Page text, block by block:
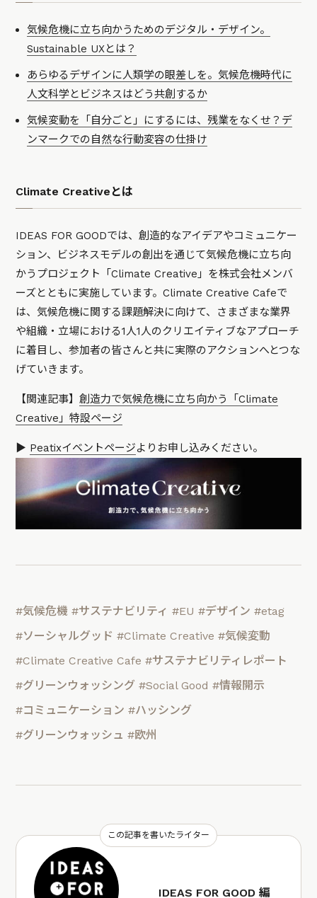
気候危機に立ち向かうためのデジタル・デザイン。
Sustainable UXとは？
あらゆるデザインに人類学の眼差しを。気候危機時代に
人文科学とビジネスはどう共創するか
気候変動を「自分ごと」にするには、残業をなくせ？デ
ンマークでの自然な行動変容の仕掛け
Climate Creativeとは
IDEAS FOR GOODでは、創造的なアイデアやコミュニケー
ション、ビジネスモデルの創出を通じて気候危機に立ち向
かうプロジェクト「Climate Creative」を株式会社メンバ
ーズとともに実施しています。Climate Creative Cafeで
は、気候危機に関する課題解決に向けて、さまざまな業界
や組織・立場における1人1人のクリエイティブなアプローチ
に着目し、参加者の皆さんと共に実際のアクションへとつな
げていきます。
【関連記事】創造力で気候危機に立ち向かう「Climate
Creative」特設ページ
▶︎ Peatixイベントページよりお申し込みください。
#気候危機 #サステナビリティ #EU #デザイン #etag
#ソーシャルグッド #Climate Creative #気候変動
#Climate Creative Cafe #サステナビリティレポート
#グリーンウォッシング #Social Good #情報開示
#コミュニケーション #ハッシング
#グリーンウォッシュ #欧州
この記事を書いたライター
IDEAS FOR GOOD 編